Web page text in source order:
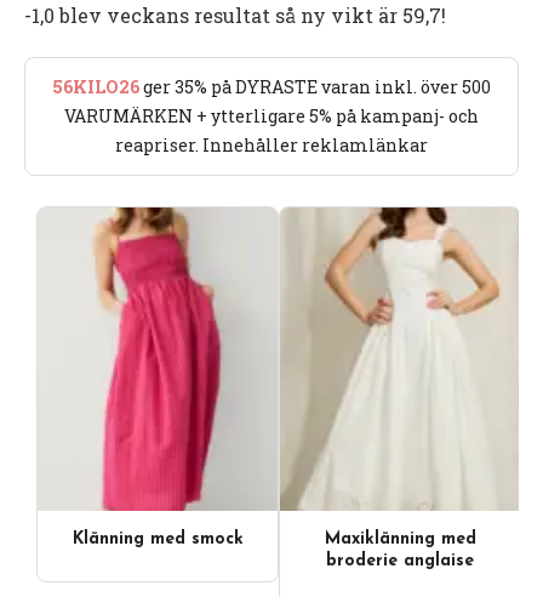
-1,0 blev veckans resultat så ny vikt är 59,7!
56KILO26ger 35% på DYRASTE varan inkl. över 500
VARUMÄRKEN + ytterligare 5% på kampanj- och
reapriser. Innehåller reklamlänkar
Videoinnehåll
Klänning med smock
Maxiklänning med
broderie anglaise